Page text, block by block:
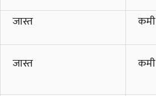
जास्त कमी
जास्त कमी